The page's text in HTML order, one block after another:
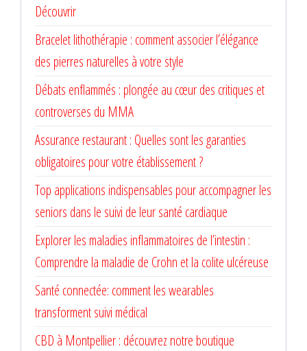
Découvrir
Bracelet lithothérapie : comment associer l’élégance
des pierres naturelles à votre style
Débats enflammés : plongée au cœur des critiques et
controverses du MMA
Assurance restaurant : Quelles sont les garanties
obligatoires pour votre établissement ?
Top applications indispensables pour accompagner les
seniors dans le suivi de leur santé cardiaque
Explorer les maladies inflammatoires de l’intestin :
Comprendre la maladie de Crohn et la colite ulcéreuse
Santé connectée: comment les wearables
transforment suivi médical
CBD à Montpellier : découvrez notre boutique